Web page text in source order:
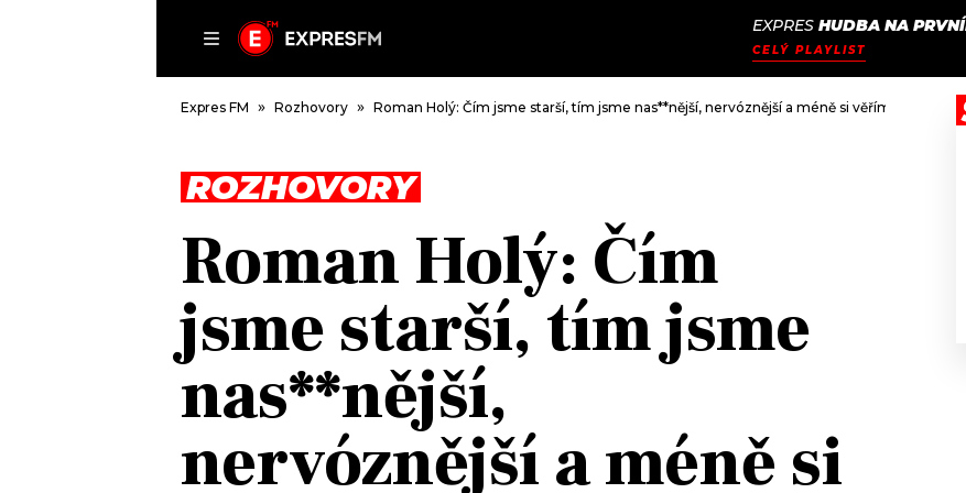
EXPRES HUDBA NA
CELÝ PLAYLIST
DOMŮ
ČLÁNKY
HUDBA
ROZHOVORY
#NEBUDUDOMA
KALENDÁŘ
KVÍZY
TRENDY
MIX
OSTATNÍ
PODCASTY
Expres FM Rozhovory Roman Holý: Čím jsme starší, tím jsme nas**nější, nervóznější a méně si věříme
ROZHOVORY
Roman Holý: Čím
jsme starší, tím jsme
nas**nější,
nervóznější a méně si